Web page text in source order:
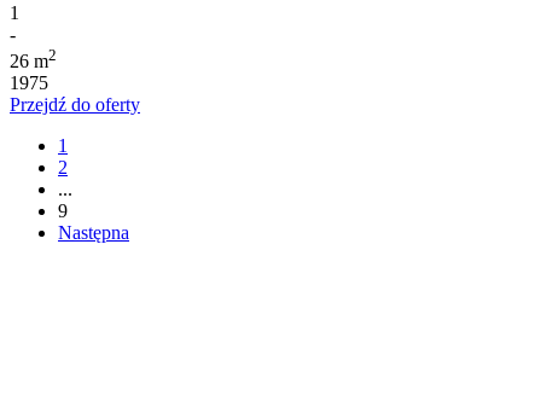
1
-
26 m2
1975
Przejdź do oferty
1
2
...
9
Następna